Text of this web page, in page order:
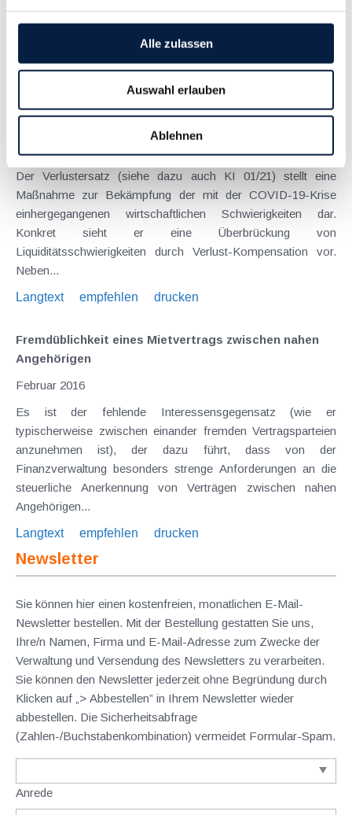
Alle zulassen
Auswahl erlauben
Ablehnen
ergeben sich oftmals Fragen zur eingeschränkten
Langtext
empfehlen drucken
Verlustersatz
Der Verlustersatz (siehe dazu auch KI 01/21) stellt eine
Maßnahme zur Bekämpfung der mit der COVID-19-Krise
einhergegangenen wirtschaftlichen Schwierigkeiten dar.
Konkret sieht er eine Überbrückung von
Liquiditätsschwierigkeiten durch Verlust-Kompensation vor.
Neben...
Langtext
empfehlen drucken
Fremdüblichkeit eines Mietvertrags zwischen nahen
Angehörigen
Februar 2016
Es ist der fehlende Interessensgegensatz (wie er
typischerweise zwischen einander fremden Vertragsparteien
anzunehmen ist), der dazu führt, dass von der
Finanzverwaltung besonders strenge Anforderungen an die
steuerliche Anerkennung von Verträgen zwischen nahen
Angehörigen...
Langtext
empfehlen drucken
Newsletter
Sie können hier einen kostenfreien, monatlichen E-Mail-
Newsletter bestellen. Mit der Bestellung gestatten Sie uns,
Ihre/n Namen, Firma und E-Mail-Adresse zum Zwecke der
Verwaltung und Versendung des Newsletters zu verarbeiten.
Sie können den Newsletter jederzeit ohne Begründung durch
Klicken auf „> Abbestellen” in Ihrem Newsletter wieder
abbestellen. Die Sicherheitsabfrage
(Zahlen-/Buchstabenkombination) vermeidet Formular-Spam.
Anrede